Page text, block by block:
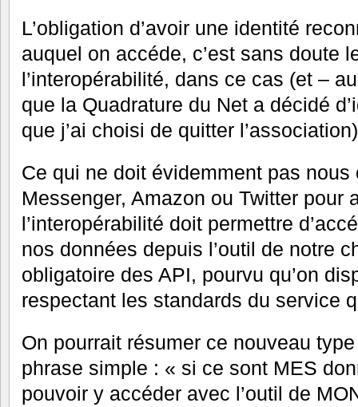
L’obligation d’avoir une identité
auquel on accéde, c’est sans doute
l’interopérabilité, dans ce cas (et –
que la Quadrature du Net a décidé
que j’ai choisi de quitter
Ce qui ne doit évidemment pas nous
Messenger, Amazon ou Twitter pour
l’interopérabilité doit permettre
nos données depuis l’outil de notre
obligatoire des API, pourvu qu’on
respectant les standards du service
On pourrait résumer ce nouveau
phrase simple : « si ce sont MES
pouvoir y accéder avec l’outil de